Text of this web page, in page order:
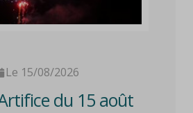
Le 15/08/2026
du 15 août